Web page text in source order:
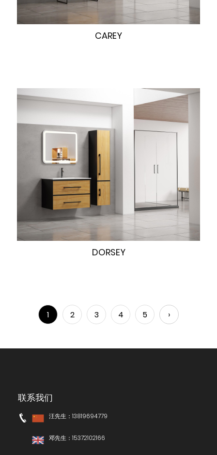
快速浏览
CAREY
快速浏览
DORSEY
1 2 3 4 5 ›
联系我们
汪先生：13819694779
邓先生：15372102166